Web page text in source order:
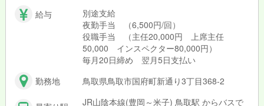
給与
別途支給
夜勤手当 （6,500円/回）
役職手当 （主任20,000円 上席主任
50,000 インスペクター80,000円）
毎月20日締め 翌月5日支払い
勤務地
鳥取県鳥取市国府町新通り3丁目368-2
JR山陰本線(豊岡～米子) 鳥取駅 からバスで